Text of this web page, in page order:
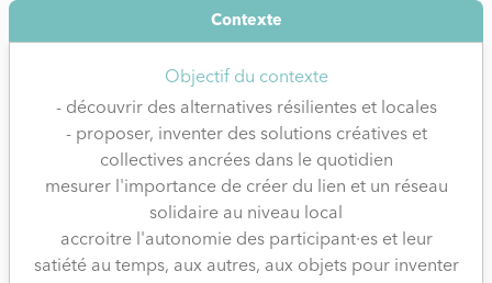
Contexte
Objectif du contexte
- découvrir des alternatives résilientes et locales
- proposer, inventer des solutions créatives et
collectives ancrées dans le quotidien
mesurer l'importance de créer du lien et un réseau
solidaire au niveau local
accroitre l'autonomie des participant·es et leur
satiété au temps, aux autres, aux objets pour inventer